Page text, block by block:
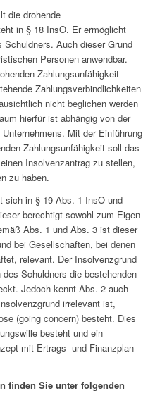
die drohende
in § 18 InsO. Er ermöglicht
Schuldners. Auch dieser Grund
Personen anwendbar.
Zahlungsunfähigkeit
Zahlungsverbindlichkeiten
nicht beglichen werden
hierfür ist abhängig von der
Mit der Einführung
Zahlungsunfähigkeit soll das
Insolvenzantrag zu stellen,
zu haben.
sich in § 19 Abs. 1 InsO und
berechtigt sowohl zum Eigen-
Abs. 1 und Abs. 3 ist dieser
bei Gesellschaften, bei denen
relevant. Der Insolvenzgrund
Schuldners die bestehenden
Jedoch kennt Abs. 2 auch
irrelevant ist,
(going concern) besteht. Dies
besteht und ein
mit Ertrags- und Finanzplan
finden Sie unter folgenden